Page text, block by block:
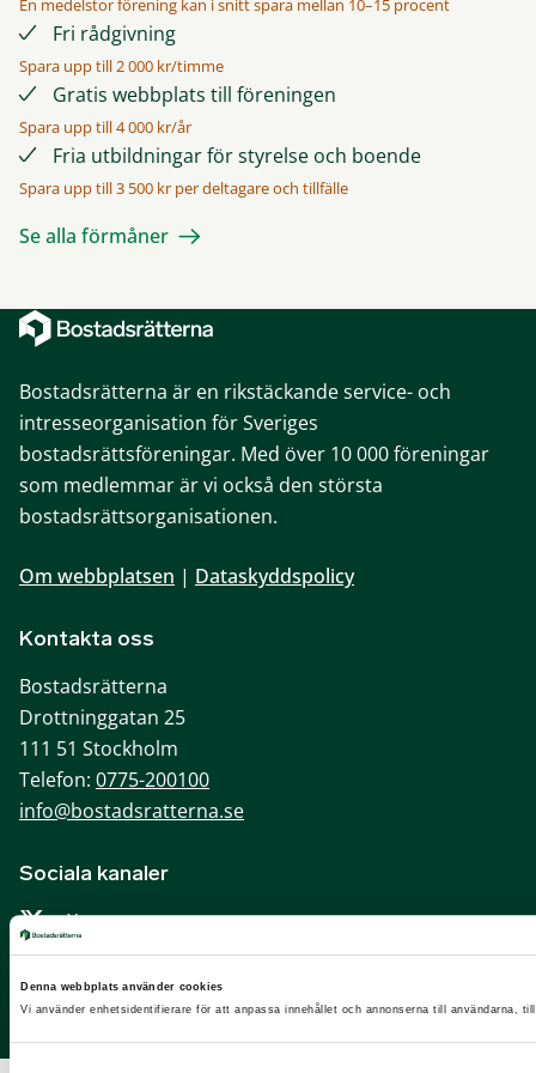
Denna webbplats använder cookies
Vi använder enhetsidentifierare för att anpassa innehållet och annonserna till användarna,
En medelstor förening kan i snitt spara mellan 10–15 procent
Fri rådgivning
Spara upp till 2 000 kr/timme
Gratis webbplats till föreningen
Spara upp till 4 000 kr/år
Fria utbildningar för styrelse och boende
Spara upp till 3 500 kr per deltagare och tillfälle
Se alla förmåner
Bostadsrätterna är en rikstäckande service- och
intresseorganisation för Sveriges
bostadsrättsföreningar. Med över 10 000 föreningar
som medlemmar är vi också den största
bostadsrättsorganisationen.
Om webbplatsen | Dataskyddspolicy
Kontakta oss
Bostadsrätterna
Drottninggatan 25
111 51 Stockholm
Telefon: 0775-200100
info@bostadsratterna.se
Sociala kanaler
X
Facebook
LinkedIn
Instagram